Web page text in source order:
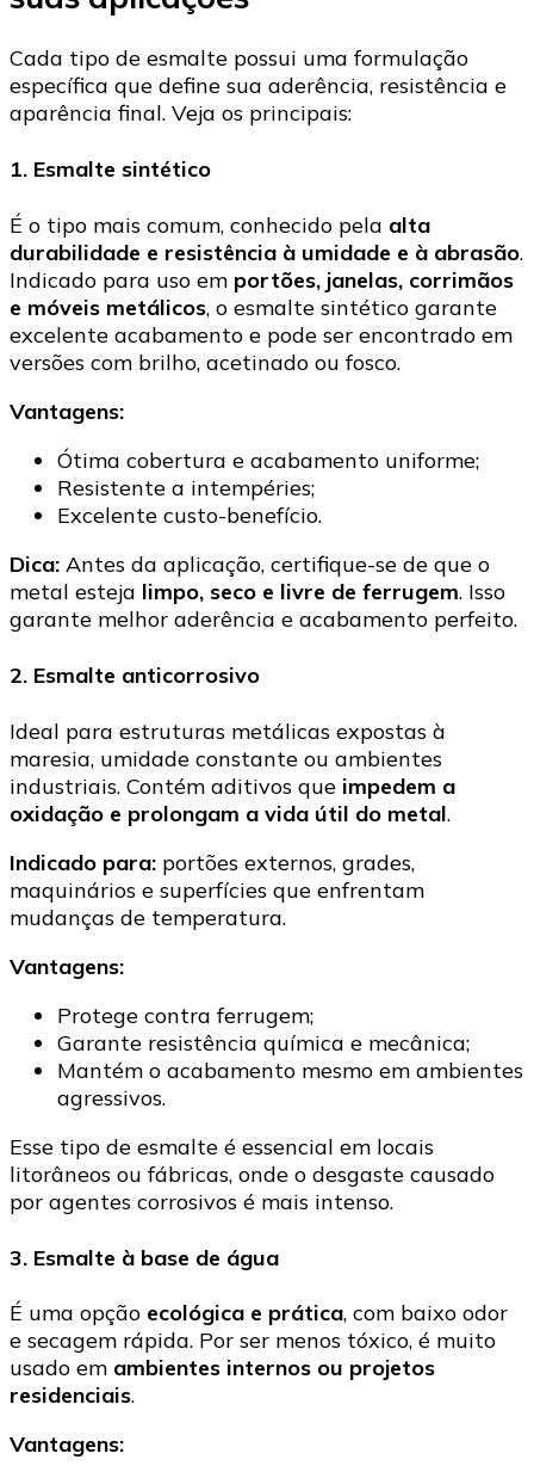
Cada tipo de esmalte possui uma formulação
específica que define sua aderência, resistência e
aparência final. Veja os principais:
1. Esmalte sintético
É o tipo mais comum, conhecido pela alta
durabilidade e resistência à umidade e à abrasão.
Indicado para uso em portões, janelas, corrimãos
e móveis metálicos, o esmalte sintético garante
excelente acabamento e pode ser encontrado em
versões com brilho, acetinado ou fosco.
Vantagens:
Ótima cobertura e acabamento uniforme;
Resistente a intempéries;
Excelente custo-benefício.
Dica: Antes da aplicação, certifique-se de que o
metal esteja limpo, seco e livre de ferrugem. Isso
garante melhor aderência e acabamento perfeito.
2. Esmalte anticorrosivo
Ideal para estruturas metálicas expostas à
maresia, umidade constante ou ambientes
industriais. Contém aditivos que impedem a
oxidação e prolongam a vida útil do metal.
Indicado para: portões externos, grades,
maquinários e superfícies que enfrentam
mudanças de temperatura.
Vantagens:
Protege contra ferrugem;
Garante resistência química e mecânica;
Mantém o acabamento mesmo em ambientes
agressivos.
Esse tipo de esmalte é essencial em locais
litorâneos ou fábricas, onde o desgaste causado
por agentes corrosivos é mais intenso.
3. Esmalte à base de água
É uma opção ecológica e prática, com baixo odor
e secagem rápida. Por ser menos tóxico, é muito
usado em ambientes internos ou projetos
residenciais.
Vantagens: